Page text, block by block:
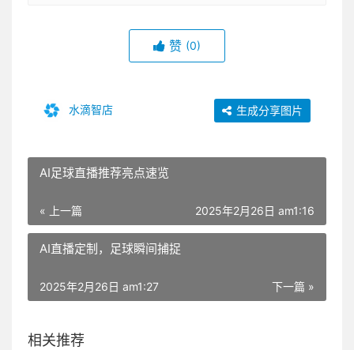
赞 (0)
水滴智店 生成分享图片
AI足球直播推荐亮点速览
« 上一篇 2025年2月26日 am1:16
AI直播定制，足球瞬间捕捉
下一篇 »
2025年2月26日 am1:27
相关推荐